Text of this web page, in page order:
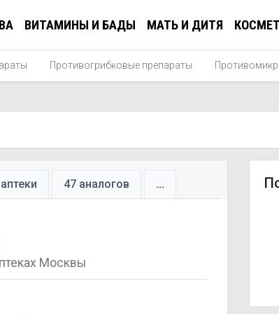
ВИТАМИНЫ И БАДЫ МАТЬ И ДИТЯ
Противогрибковые препараты
47 аналогов ...
Москвы